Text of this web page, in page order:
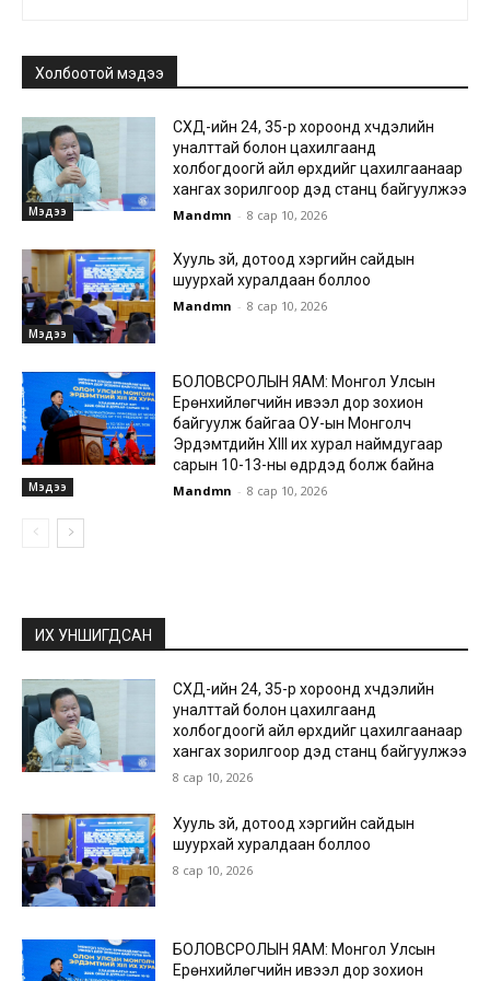
Холбоотой мэдээ
Мэдээ
СХД-ийн 24, 35-р хороонд хүчдэлийн
уналттай болон цахилгаанд
холбогдоогүй айл өрхүүдийг цахилгаанаар
хангах зорилгоор дэд станц байгуулжээ
Mandmn - 8 сар 10, 2026
Мэдээ
Хууль зүй, дотоод хэргийн сайдын
шуурхай хуралдаан боллоо
Mandmn - 8 сар 10, 2026
Мэдээ
БОЛОВСРОЛЫН ЯАМ: Монгол Улсын
Ерөнхийлөгчийн ивээл дор зохион
байгуулж байгаа ОУ-ын Монголч
Эрдэмтдийн XIII их хурал наймдугаар
сарын 10-13-ны өдрүүдэд болж байна
Mandmn - 8 сар 10, 2026
ИХ УНШИГДСАН
СХД-ийн 24, 35-р хороонд хүчдэлийн
уналттай болон цахилгаанд
холбогдоогүй айл өрхүүдийг цахилгаанаар
хангах зорилгоор дэд станц байгуулжээ
8 сар 10, 2026
Хууль зүй, дотоод хэргийн сайдын
шуурхай хуралдаан боллоо
8 сар 10, 2026
БОЛОВСРОЛЫН ЯАМ: Монгол Улсын
Ерөнхийлөгчийн ивээл дор зохион